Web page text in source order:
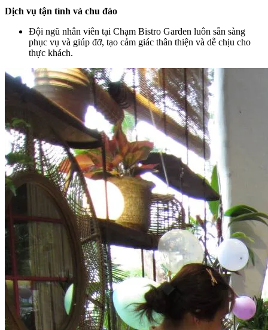
Dịch vụ tận tình và chu đáo
Đội ngũ nhân viên tại Chạm Bistro Garden luôn sẵn sàng
phục vụ và giúp đỡ, tạo cảm giác thân thiện và dễ chịu cho
thực khách.